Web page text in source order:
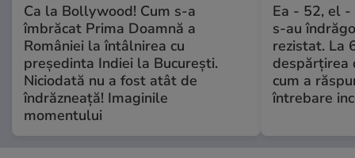
Ca la Bollywood! Cum s-a
îmbrăcat Prima Doamnă a
României la întâlnirea cu
președinta Indiei la București.
Niciodată nu a fost atât de
îndrăzneață! Imaginile
momentului
Ea - 52, el -
s-au
rezistat. La
despărțirea
cum a
întrebare